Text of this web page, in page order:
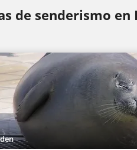
de senderismo en